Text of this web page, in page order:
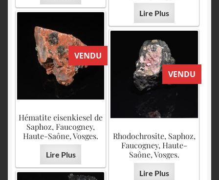
Lire Plus
VENDU
Hématite eisenkiesel de
Saphoz, Faucogney,
Haute-Saône, Vosges.
Lire Plus
VENDU
Rhodochrosite, Saphoz,
Faucogney, Haute-
Saône, Vosges.
Lire Plus